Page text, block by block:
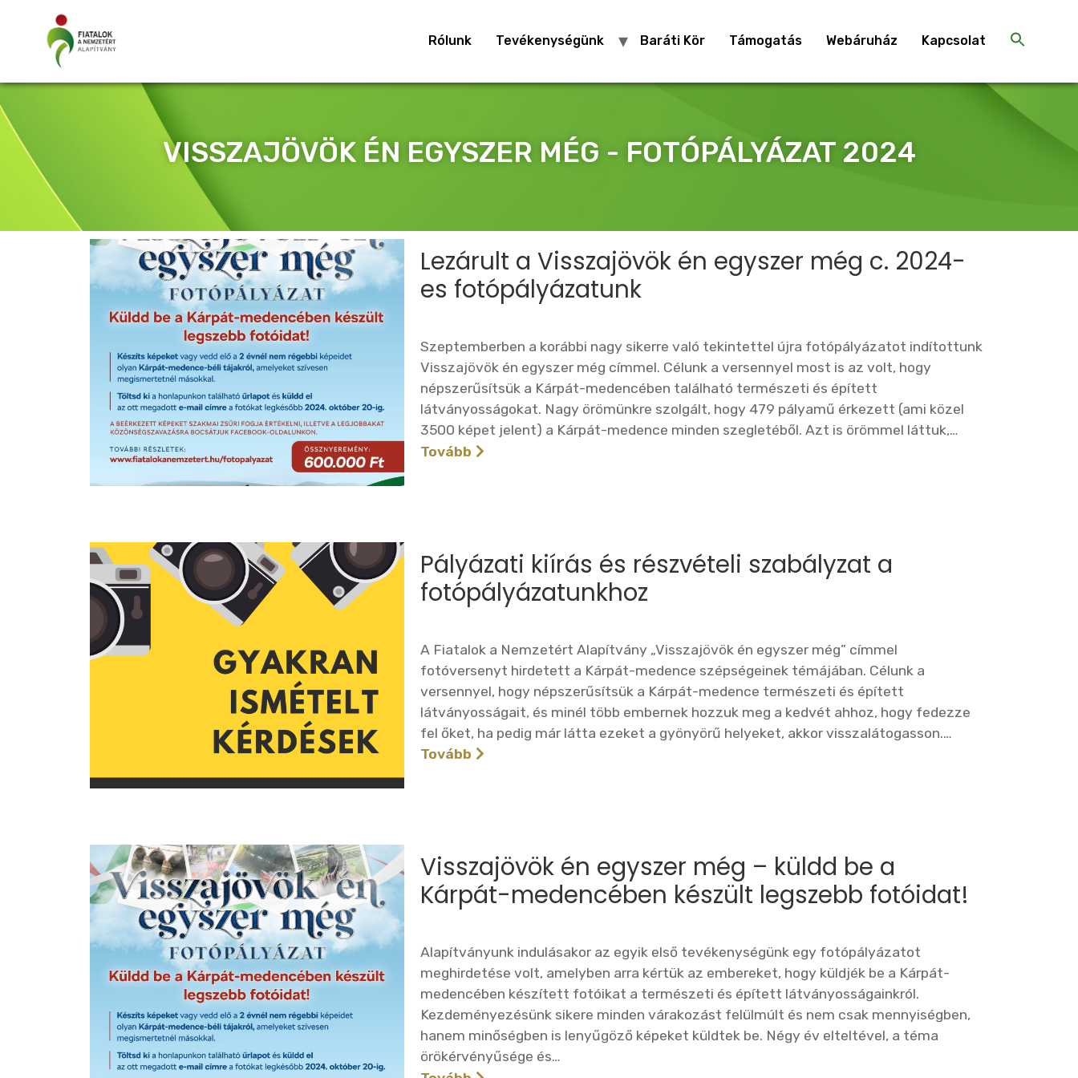
Rólunk Tevékenységünk Baráti Kör Támogatás Webáruház Kapcsolat
VISSZAJÖVÖK ÉN EGYSZER MÉG - FOTÓPÁLYÁZAT 2024
Lezárult a Visszajövök én egyszer még c. 2024-
es fotópályázatunk
Szeptemberben a korábbi nagy sikerre való tekintettel újra fotópályázatot indítottunk
Visszajövök én egyszer még címmel. Célunk a versennyel most is az volt, hogy
népszerűsítsük a Kárpát-medencében található természeti és épített
látványosságokat. Nagy örömünkre szolgált, hogy 479 pályamű érkezett (ami közel
3500 képet jelent) a Kárpát-medence minden szegletéből. Azt is örömmel láttuk,…
Tovább
Pályázati kiírás és részvételi szabályzat a
fotópályázatunkhoz
A Fiatalok a Nemzetért Alapítvány „Visszajövök én egyszer még” címmel
fotóversenyt hirdetett a Kárpát-medence szépségeinek témájában. Célunk a
versennyel, hogy népszerűsítsük a Kárpát-medence természeti és épített
látványosságait, és minél több embernek hozzuk meg a kedvét ahhoz, hogy fedezze
fel őket, ha pedig már látta ezeket a gyönyörű helyeket, akkor visszalátogasson.…
Tovább
Visszajövök én egyszer még – küldd be a
Kárpát-medencében készült legszebb fotóidat!
Alapítványunk indulásakor az egyik első tevékenységünk egy fotópályázatot
meghirdetése volt, amelyben arra kértük az embereket, hogy küldjék be a Kárpát-
medencében készített fotóikat a természeti és épített látványosságainkról.
Kezdeményezésünk sikere minden várakozást felülmúlt és nem csak mennyiségben,
hanem minőségben is lenyűgöző képeket küldtek be. Négy év elteltével, a téma
örökérvényűsége és…